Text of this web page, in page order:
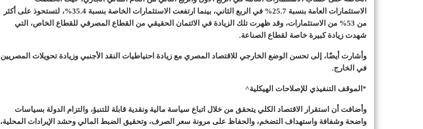
الاستثمارات العامة بنسبة 25.7% في الربع الثاني، بينما ارتفعت الاستثمارات الخاصة بنسبة 35.4%، لتستحوذ على أكثر
من 53% من الاستثمارات، وقد ظهرت تلك الزيادة في الائتمان الحقيقي من القطاع المصرفي للقطاع الخاص، التي
شهدت زيادة كبيرة خاصة لقطاع الصناعة.
وأشارت أيضًا، إلى تحسن الوضع الخارجي للاقتصاد المصري مع زيادة احتياطيات النقد الأجنبي وزيادة تحويلات المصريين
في الخارج.
*الموقف التنفيذي للإصلاحات الهيكلية^
وأضافت أن استقرار الاقتصاد الكلي يتحقق من خلال اتباع سياسة مالية ونقدية قابلة للتنبؤ، والتزام الدولة بسياسات
واضحة وشفافة واستهداف التضخم، والحفاظ على مرونة سعر الصرف، وتحقيق الضبط المالي وحشد الإيرادات المحلية،